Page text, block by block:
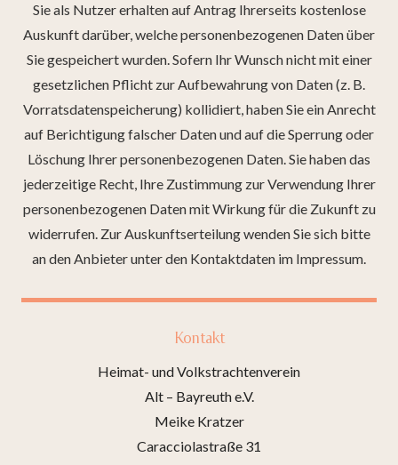
Sie als Nutzer erhalten auf Antrag Ihrerseits kostenlose
Auskunft darüber, welche personenbezogenen Daten über
Sie gespeichert wurden. Sofern Ihr Wunsch nicht mit einer
gesetzlichen Pflicht zur Aufbewahrung von Daten (z. B.
Vorratsdatenspeicherung) kollidiert, haben Sie ein Anrecht
auf Berichtigung falscher Daten und auf die Sperrung oder
Löschung Ihrer personenbezogenen Daten. Sie haben das
jederzeitige Recht, Ihre Zustimmung zur Verwendung Ihrer
personenbezogenen Daten mit Wirkung für die Zukunft zu
widerrufen. Zur Auskunftserteilung wenden Sie sich bitte
an den Anbieter unter den Kontaktdaten im Impressum.
Kontakt
Heimat- und Volkstrachtenverein
Alt – Bayreuth e.V.
Meike Kratzer
Caracciolastraße 31